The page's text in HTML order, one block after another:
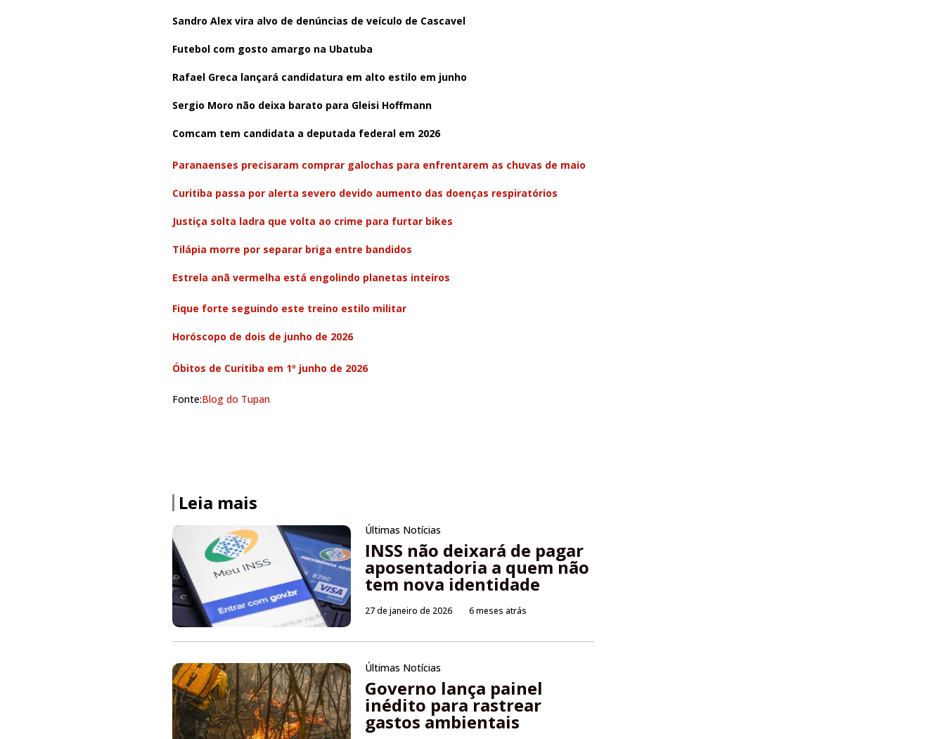
Sandro Alex vira alvo de denúncias de veículo de Cascavel
Futebol com gosto amargo na Ubatuba
Rafael Greca lançará candidatura em alto estilo em junho
Sergio Moro não deixa barato para Gleisi Hoffmann
Comcam tem candidata a deputada federal em 2026
Paranaenses precisaram comprar galochas para enfrentarem as chuvas de maio
Curitiba passa por alerta severo devido aumento das doenças respiratórios
Justiça solta ladra que volta ao crime para furtar bikes
Tilápia morre por separar briga entre bandidos
Estrela anã vermelha está engolindo planetas inteiros
Fique forte seguindo este treino estilo militar
Horóscopo de dois de junho de 2026
Óbitos de Curitiba em 1º junho de 2026
Fonte:Blog do Tupan
Leia mais
Últimas Notícias
INSS não deixará de pagar
aposentadoria a quem não
tem nova identidade
27 de janeiro de 2026 6 meses atrás
Últimas Notícias
Governo lança painel
inédito para rastrear
gastos ambientais